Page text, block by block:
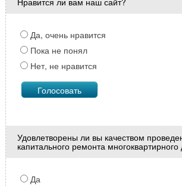
Да, очень нравится
Пока не понял
Нет, не нравится
Удовлетворены ли вы качеством
капитального ремонта
Да